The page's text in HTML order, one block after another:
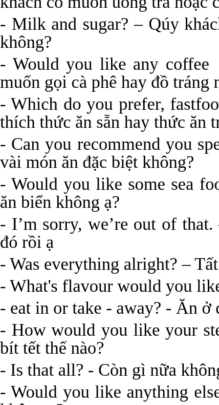
- Milk and sugar? – Qúy
không?
- Would you like any
muốn gọi cà phê hay đồ tráng
- Which do you prefer,
thích thức ăn sẵn hay thức ăn
- Can you recommend you
vài món ăn đặc biệt không?
- Would you like some sea
ăn biển không ạ?
- I’m sorry, we’re out of
đó rồi ạ
- Was everything alright? –
- What's flavour would you
- eat in or take - away? - Ăn ở
- How would you like your
bít tết thế nào?
- Is that all? - Còn gì nữa
- Would you like anything